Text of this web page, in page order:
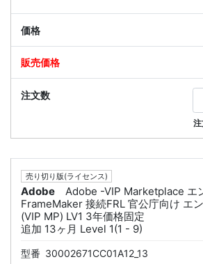
売り切り版(ライセンス)
Adobe
Adobe -VIP Marketplace エ
FrameMaker 接続FRL 官公庁向け エ
(VIP MP) LV1 3年価格固定
追加 13ヶ月 Level 1(1 - 9)
型番 30002671CC01A12_13